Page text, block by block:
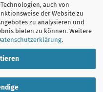
auch von
der Website zu
zu analysieren und
bieten zu können. Weitere
.